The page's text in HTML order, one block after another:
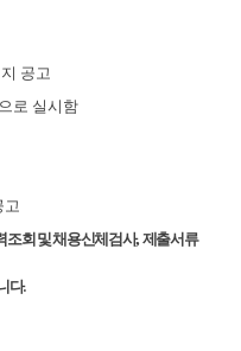
공고
로 실시함
고
조회 및 채용신체검사, 제출서류
다.